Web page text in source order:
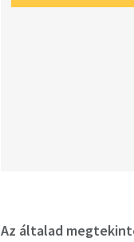
Az általad